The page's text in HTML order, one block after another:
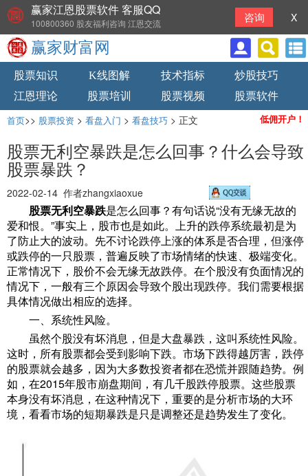
赢家江恩股票软件 客服QQ
100800360 股友福利咨询 江恩交流 咨询 X
赢家财富网
股票知识 K线图解 技术指标
炒股技巧
江恩理论
股票培训 股票视频 股票软件
首页>> 股票投资 > 看盘入门 > 看盘技巧 > 正文 低佣开户！
股票无利空暴跌是怎么回事？什么会导致
股票暴跌？
2022-02-14 作者zhangxiaoxue
股票无利空暴跌是怎么回事？有句话说“没有无缘无故的
爱和恨。”事实上，股市也是如此。上升的跌停系统最初是为
了防止大的波动。先不讨论跌停上涨的体系是否合理，但涨停
或跌停的一只股票，普遍反映了市场情绪的快速、极端变化。
正常情况下，股价不会无缘无故跌停。在个股没有负面情况的
情况下，一般有三个原因会导致个股出现跌停。我们需要根据
具体情况做出相应的选择。
一、系统性风险。
虽然个股没有坏消息，但是大盘暴跌，这叫系统性风险。
这时，所有股票都会受到影响下跌。市场下跌得越厉害，跌停
的股票就会越多，因为大多数投资者都在恐慌并跟随趋势。例
如，在2015年股市崩盘期间，有几千股跌停股票。这些股票
本身没有坏消息，在这种情况下，重要的是分析市场的大环
境，看看市场的短期暴跌是只是调整还是趋势发生了变化。